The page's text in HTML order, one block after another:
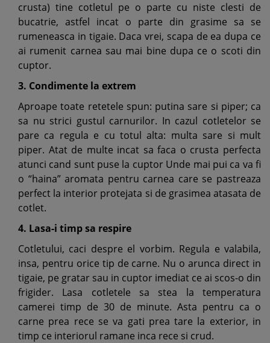
crusta) tine cotletul pe o parte cu niste clesti de
bucatrie, astfel incat o parte din grasime sa se
rumeneasca in tigaie. Daca vrei, scapa de ea dupa ce
ai rumenit carnea sau mai bine dupa ce o scoti din
cuptor.
3. Condimente la extrem
Aproape toate retetele spun: putina sare si piper; ca
sa nu strici gustul carnurilor. In cazul cotletelor se
pare ca regula e cu totul alta: multa sare si mult
piper. Atat de multe incat sa faca o crusta perfecta
atunci cand sunt puse la cuptor Unde mai pui ca va fi
o “haina” aromata pentru carnea care se pastreaza
perfect la interior protejata si de grasimea atasata de
cotlet.
4. Lasa-i timp sa respire
Cotletului, caci despre el vorbim. Regula e valabila,
insa, pentru orice tip de carne. Nu o arunca direct in
tigaie, pe gratar sau in cuptor imediat ce ai scos-o din
frigider. Lasa cotletele sa stea la temperatura
camerei timp de 30 de minute. Asta pentru ca o
carne prea rece se va gati prea tare la exterior, in
timp ce interiorul ramane inca rece si crud.